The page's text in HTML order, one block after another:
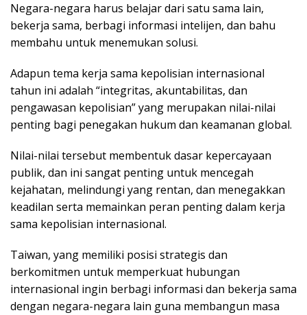
Negara-negara harus belajar dari satu sama lain,
bekerja sama, berbagi informasi intelijen, dan bahu
membahu untuk menemukan solusi.
Adapun tema kerja sama kepolisian internasional
tahun ini adalah “integritas, akuntabilitas, dan
pengawasan kepolisian” yang merupakan nilai-nilai
penting bagi penegakan hukum dan keamanan global.
Nilai-nilai tersebut membentuk dasar kepercayaan
publik, dan ini sangat penting untuk mencegah
kejahatan, melindungi yang rentan, dan menegakkan
keadilan serta memainkan peran penting dalam kerja
sama kepolisian internasional.
Taiwan, yang memiliki posisi strategis dan
berkomitmen untuk memperkuat hubungan
internasional ingin berbagi informasi dan bekerja sama
dengan negara-negara lain guna membangun masa